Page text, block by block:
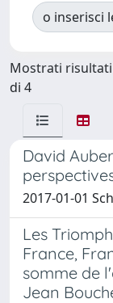
o inserisci
Mostrati risultati
di 4
David
2017-01-01
Les
France,
somme de
Jean